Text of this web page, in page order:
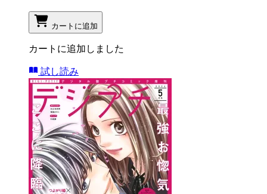
カートに追加
カートに追加しました
試し読み